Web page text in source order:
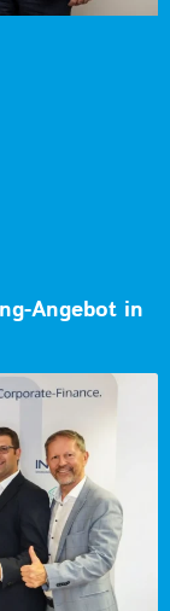
Angebot in